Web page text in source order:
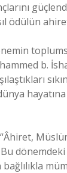
ödülün
b.
bağlılıkla